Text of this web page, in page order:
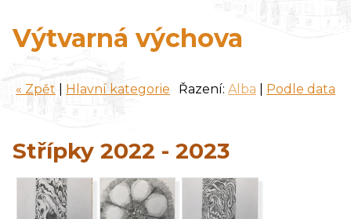
Výtvarná výchova
Řazení: Alba Podle data
« Zpět Hlavní kategorie
Střípky 2022 - 2023